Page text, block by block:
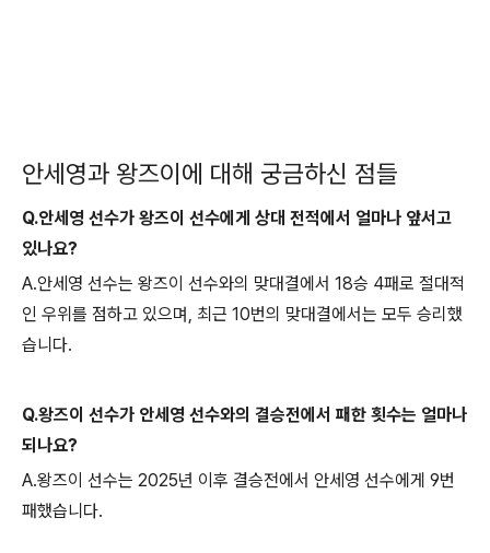
안세영과 왕즈이에 대해 궁금하신 점들
Q.안세영 선수가 왕즈이 선수에게 상대 전적에서 얼마나 앞서고
있나요?
A.안세영 선수는 왕즈이 선수와의 맞대결에서 18승 4패로 절대적
인 우위를 점하고 있으며, 최근 10번의 맞대결에서는 모두 승리했
습니다.
Q.왕즈이 선수가 안세영 선수와의 결승전에서 패한 횟수는 얼마나
되나요?
A.왕즈이 선수는 2025년 이후 결승전에서 안세영 선수에게 9번
패했습니다.